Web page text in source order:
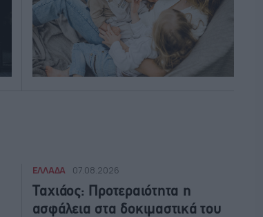
ΕΛΛΑΔΑ 07.08.2026
Ταχιάος: Προτεραιότητα η
ασφάλεια στα δοκιμαστικά του